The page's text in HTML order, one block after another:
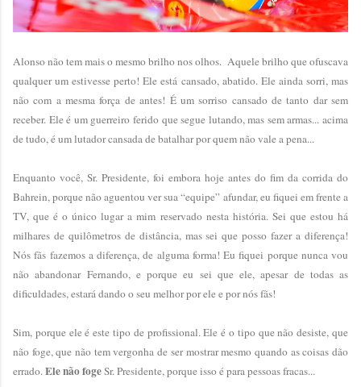
Alonso não tem mais o mesmo brilho nos olhos. Aquele brilho que ofuscava
qualquer um estivesse perto! Ele está cansado, abatido. Ele ainda sorri, mas
não com a mesma força de antes! É um sorriso cansado de tanto dar sem
receber. Ele é um guerreiro ferido que segue lutando, mas sem armas... acima
de tudo, é um lutador cansada de batalhar por quem não vale a pena...
Enquanto você, Sr. Presidente, foi embora hoje antes do fim da corrida do
Bahrein, porque não aguentou ver sua “equipe” afundar, eu fiquei em frente a
TV, que é o único lugar a mim reservado nesta história. Sei que estou há
milhares de quilômetros de distância, mas sei que posso fazer a diferença!
Nós fãs fazemos a diferença, de alguma forma! Eu fiquei porque nunca vou
não abandonar Fernando, e porque eu sei que ele, apesar de todas as
dificuldades, estará dando o seu melhor por ele e por nós fãs!
Sim, porque ele é este tipo de profissional. Ele é o tipo que não desiste, que
não foge, que não tem vergonha de ser mostrar mesmo quando as coisas dão
errado.Ele não fogeSr. Presidente, porque isso é para pessoas fracas...